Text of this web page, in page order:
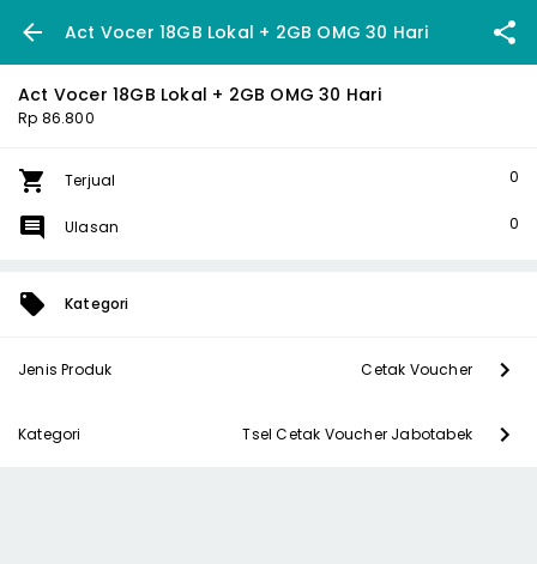
Act Vocer 18GB Lokal + 2GB OMG 30 Hari
Act Vocer 18GB Lokal + 2GB OMG 30 Hari
Rp 86.800
Terjual 0
Ulasan 0
Kategori
Jenis Produk Cetak Voucher
Kategori Tsel Cetak Voucher Jabotabek